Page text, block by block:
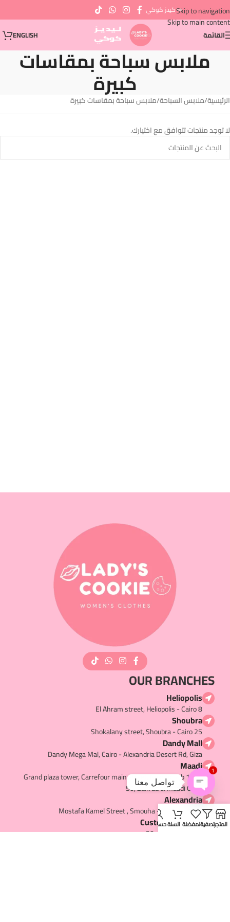
Skip to navigation
Skip to main content
⇨ كيدز كوكي
القائمة ENGLISH
ملابس سباحة بمقاسات
كبيرة الرئيسية ملابس السباحة ملابس سباحة بمقاسات كبيرة
لا توجد منتجات تتوافق مع اختيارك.
OUR BRANCHES
Heliopolis
8 El Ahram street, Heliopolis - Cairo
Shoubra
25 Shokalany street, Shoubra - Cairo
Dandy Mall
Dandy Mega Mal, Cairo - Alexandria Desert Rd, Giza
Maadi
1097 Grand plaza tower, Carrefour main street, Next to hub
50, Zahraa el Maadi Cairo
Alexandria
36 Mostafa Kamel Street , Smouha - Alexandria
Customer service المتجرتصفيةالمفضلة السلةحسابي
تواصل معنا
Open
chaty
1